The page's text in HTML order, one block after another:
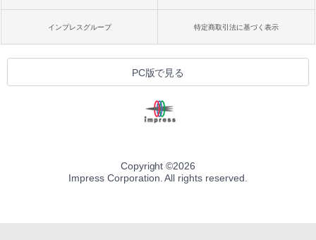
インプレスグループ 特定商取引法に基づく表示
PC版で見る
Copyright ©2026
Impress Corporation. All rights reserved.